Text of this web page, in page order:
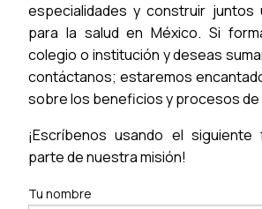
especialidades y construir juntos
para la salud en México. Si
colegio o institución y deseas
contáctanos; estaremos
sobre los beneficios y procesos de
¡Escríbenos usando el
parte de nuestra misión!
Tu nombre